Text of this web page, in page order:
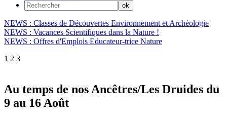
NEWS : Classes de Découvertes Environnement et Archéologie
NEWS : Vacances Scientifiques dans la Nature !
NEWS : Offres d'Emplois Educateur-trice Nature
1 2 3
Au temps de nos Ancêtres/Les Druides du
9 au 16 Août